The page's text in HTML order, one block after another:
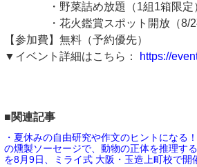
・野菜詰め放題（1組1箱限定
・花火鑑賞スポット開放（8/2
【参加費】無料（予約優先）
▼イベント詳細はこちら：
https://
■関連記事
・夏休みの自由研究や作文のヒントになる
の燻製ソーセージで、動物の正体を推理す
を8月9日、ミライ式 大阪・玉造上町校で開